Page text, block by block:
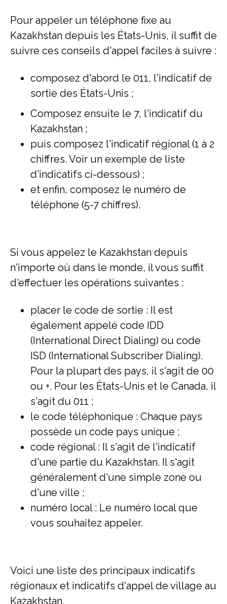
Pour appeler un téléphone fixe au
Kazakhstan depuis les États-Unis, il suffit de
suivre ces conseils d'appel faciles à suivre :
composez d'abord le 011, l'indicatif de
sortie des États-Unis ;
Composez ensuite le 7, l'indicatif du
Kazakhstan ;
puis composez l'indicatif régional (1 à 2
chiffres. Voir un exemple de liste
d'indicatifs ci-dessous) ;
et enfin, composez le numéro de
téléphone (5-7 chiffres).
Si vous appelez le Kazakhstan depuis
n'importe où dans le monde, il vous suffit
d'effectuer les opérations suivantes :
placer le code de sortie : Il est
également appelé code IDD
(International Direct Dialing) ou code
ISD (International Subscriber Dialing).
Pour la plupart des pays, il s'agit de 00
ou +. Pour les États-Unis et le Canada, il
s'agit du 011 ;
le code téléphonique : Chaque pays
possède un code pays unique ;
code régional : Il s'agit de l'indicatif
d'une partie du Kazakhstan. Il s'agit
généralement d'une simple zone ou
d'une ville ;
numéro local : Le numéro local que
vous souhaitez appeler.
Voici une liste des principaux indicatifs
régionaux et indicatifs d'appel de village au
Kazakhstan.